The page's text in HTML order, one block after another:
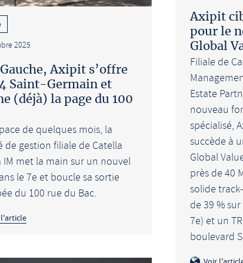
2025
Axipit s’offre
Saint-Germain et
(déjà) la page du 100
de quelques mois, la
de gestion filiale de Catella
IM met la main sur un nouvel
le 7e et boucle sa sortie
du 100 rue du Bac.
Axipit
pour le
Global
Filiale de
Estate
nouveau
spécialisé,
succède à
Global
près de 40
solide
de 39 %
7e) et un
boulevard